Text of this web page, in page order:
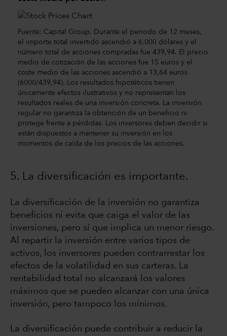
Fuente: Capital Group. Durante el periodo de 12 meses,
el importe total invertido ascendió a 6.000 dólares y el
número total de acciones compradas fue 439,94. El precio
medio de cotización de las acciones fue 15 euros y el
coste medio de las acciones ascendió a 13,64 euros
(6000/439,94). Los resultados hipotéticos tienen
únicamente efectos ilustrativos y no representan los
resultados reales de una inversión concreta. La inversión
regular no garantiza la obtención de un beneficio ni
protege frente a pérdidas. Los inversores deben decidir si
están dispuestos a mantener su inversión en los
momentos de caída de los precios de las acciones.
5. La diversificación es importante.
La diversificación de la inversión no garantiza
beneficios ni evita que caiga el valor de las
inversiones, pero sí que implica un menor riesgo.
Al repartir la inversión entre varios tipos de
activos, los inversores pueden contrarrestar los
efectos de la volatilidad en sus carteras. La
rentabilidad total no alcanzará los valores
máximos que se pueden alcanzar con una única
inversión, pero tampoco los mínimos.
La diversificación puede contribuir a reducir la